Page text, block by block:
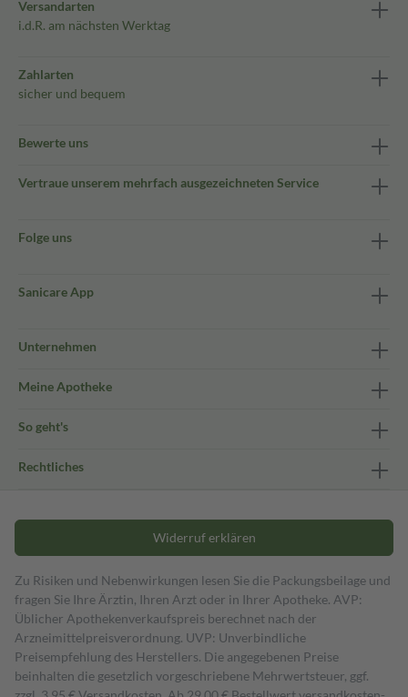
Versandarten
i.d.R. am nächsten Werktag
Zahlarten
sicher und bequem
Bewerte uns
Vertraue unserem mehrfach ausgezeichneten Service
Folge uns
Sanicare App
Unternehmen
Meine Apotheke
So geht's
Rechtliches
Widerruf erklären
Zu Risiken und Nebenwirkungen lesen Sie die Packungsbeilage und
fragen Sie Ihre Ärztin, Ihren Arzt oder in Ihrer Apotheke. AVP:
Üblicher Apothekenverkaufspreis berechnet nach der
Arzneimittelpreisverordnung. UVP: Unverbindliche
Preisempfehlung des Herstellers. Die angegebenen Preise
beinhalten die gesetzlich vorgeschriebene Mehrwertsteuer, ggf.